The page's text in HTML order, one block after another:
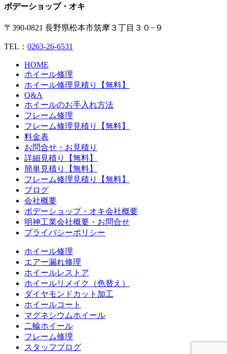
ボデーショップ・オキ
〒390-0821 長野県松本市筑摩３丁目３０−９
TEL： 0263-26-6531
HOME
ホイール修理
ホイール修理見積り【無料】
Q&A
ホイールのお手入れ方法
フレーム修理
フレーム修理見積り【無料】
料金表
お問合せ・お見積り
詳細見積り【無料】
簡単見積り【無料】
フレーム修理見積り【無料】
ブログ
会社概要
ボデーショップ・オキ会社概要
明神工業会社概要・お問合せ
プライバシーポリシー
ホイール修理
エアー漏れ修理
ホイールレストア
ホイールリメイク（色替え）
ダイヤモンドカット加工
ホイールコート
マグネシウムホイール
二輪ホイール
フレーム修理
スタッフブログ